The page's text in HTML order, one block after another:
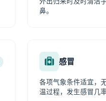
鼻。
感冒
各项气象条件适宜，
温过程，发生感冒几